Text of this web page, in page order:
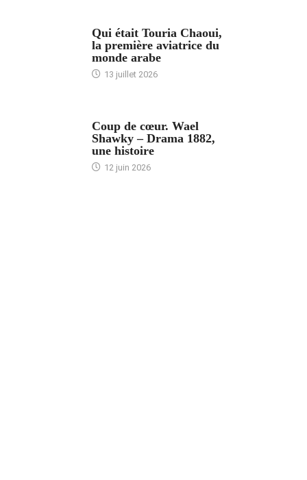
Qui était Touria Chaoui,
la première aviatrice du
monde arabe
13 juillet 2026
Coup de cœur. Wael
Shawky – Drama 1882,
une histoire
12 juin 2026